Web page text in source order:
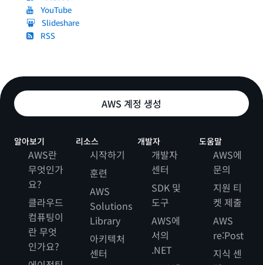
YouTube
Slideshare
RSS
AWS 계정 생성
알아보기
AWS란
무엇인가
요?
클라우드
컴퓨팅이
란 무엇
인가요?
리소스
시작하기
훈련
AWS
Solutions
Library
아키텍처
센터
개발자
개발자
센터
SDK 및
도구
AWS에
서의
.NET
도움말
AWS에
문의
지원 티
켓 제출
AWS
re:Post
지식 센